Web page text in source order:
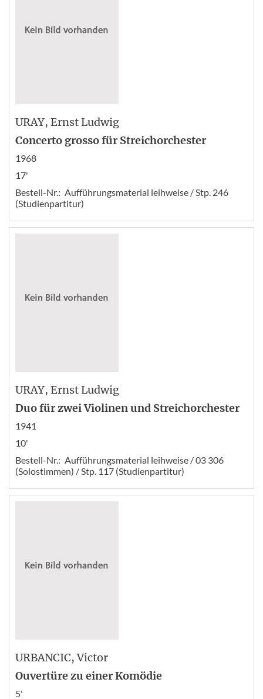
URAY, Ernst Ludwig
Concerto grosso für Streichorchester
1968
17'
Bestell-Nr.: Aufführungsmaterial leihweise / Stp. 246
(Studienpartitur)
URAY, Ernst Ludwig
Duo für zwei Violinen und Streichorchester
1941
10'
Bestell-Nr.: Aufführungsmaterial leihweise / 03 306
(Solostimmen) / Stp. 117 (Studienpartitur)
URBANCIC, Victor
Ouvertüre zu einer Komödie
5'